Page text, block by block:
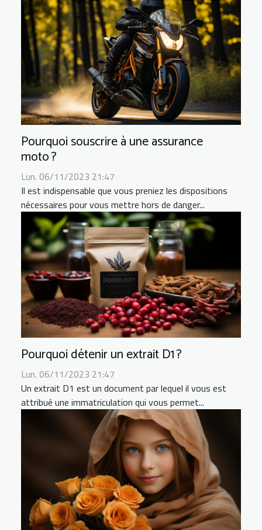
Pourquoi souscrire à une assurance
moto ?
Lun. 06/11/2023 21:47
Il est indispensable que vous preniez les dispositions
nécessaires pour vous mettre hors de danger...
Pourquoi détenir un extrait D1 ?
Lun. 06/11/2023 21:47
Un extrait D1 est un document par lequel il vous est
attribué une immatriculation qui vous permet...